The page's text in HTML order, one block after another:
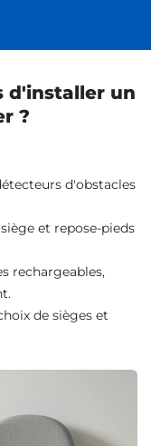
d'installer un
?
d'obstacles
et repose-pieds
rechargeables,
de sièges et